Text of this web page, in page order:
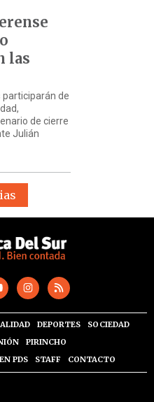
las
participarán de
de cierre
Julián
DEPORTES
SOCIEDAD
PIRINCHO
PDS STAFF CONTACTO